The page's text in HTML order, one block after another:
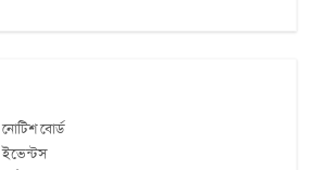
নোটিশ বোর্ড
ইভেন্টস